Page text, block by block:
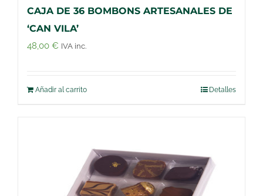
CAJA DE 36 BOMBONS ARTESANALES DE
‘CAN VILA’
48,00 € IVA inc.
Añadir al carrito Detalles